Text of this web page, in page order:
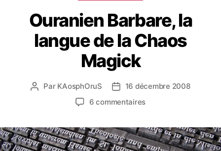
t
é
g
o
r
i
e
s
Ouranien Barbare, la
langue de la Chaos
Magick
A
u
r
Par KAosphOruS
D
d
e
16 décembre 2008
6 commentairess
O
u